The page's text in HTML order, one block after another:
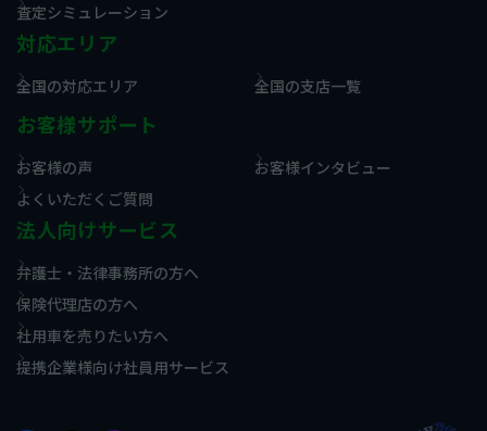
査定シミュレーション
対応エリア
全国の対応エリア 全国の支店一覧
お客様サポート
お客様の声
お客様インタビュー
よくいただくご質問
法人向けサービス
弁護士・法律事務所の方へ
保険代理店の方へ
社用車を売りたい方へ
提携企業様向け社員用サービス